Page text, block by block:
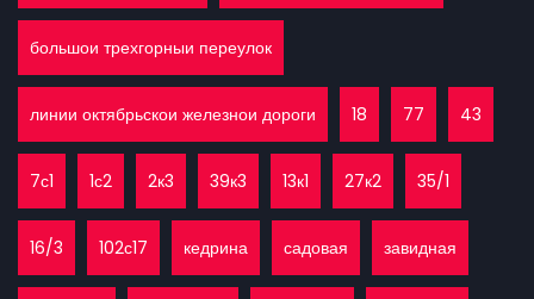
большои трехгорныи переулок
линии октябрьскои железнои дороги 18 77 43
7с1 1с2 2к3 39к3 13к1 27к2 35/1
16/3 102с17 кедрина садовая завидная